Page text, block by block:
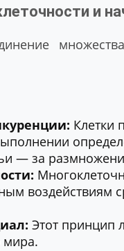
и
Клетки
— за
воздействиям
Этот принцип
мира.